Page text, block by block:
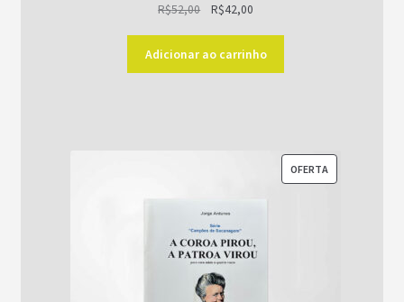
R$52,00
original
era:
R$42,00O
atual
é:
Adicionar ao carrinho
OFERTAPRODUTO